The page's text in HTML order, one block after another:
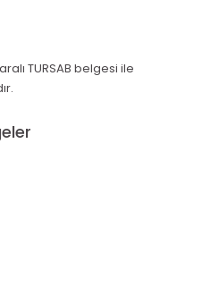
TURSAB belgesi ile